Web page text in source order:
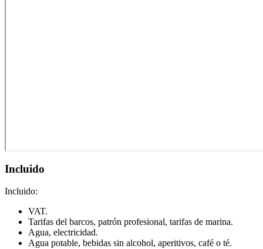
Incluido
Incluido:
VAT.
Tarifas del barcos, patrón profesional, tarifas de marina.
Agua, electricidad.
Agua potable, bebidas sin alcohol, aperitivos, café o té.